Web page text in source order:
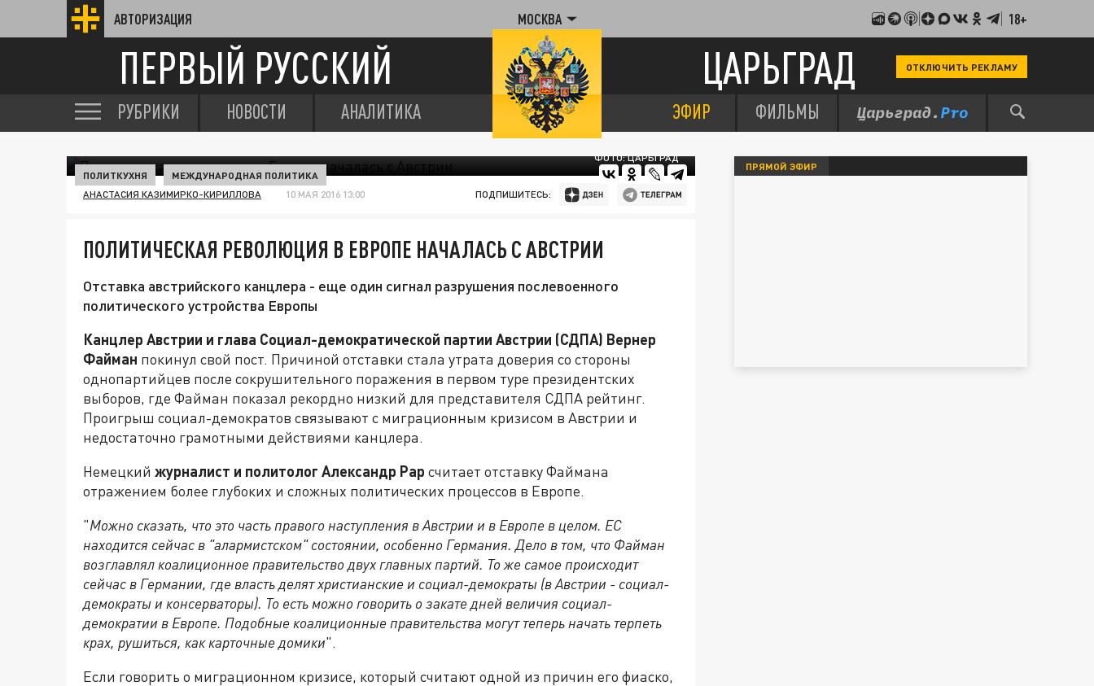
АВТОРИЗАЦИЯ МОСКВА 18+
ПЕРВЫЙ РУССКИЙ ЦАРЬГРАД ОТКЛЮЧИТЬ РЕКЛАМУ
РУБРИКИ НОВОСТИ АНАЛИТИКА ЭФИР ФИЛЬМЫ
ФОТО: ЦАРЬГРАД
ПОЛИТКУХНЯ МЕЖДУНАРОДНАЯ ПОЛИТИКА
АНАСТАСИЯ КАЗИМИРКО-КИРИЛЛОВА 10 МАЯ 2016 13:00 ПОДПИШИТЕСЬ:
ПОЛИТИЧЕСКАЯ РЕВОЛЮЦИЯ В ЕВРОПЕ НАЧАЛАСЬ С АВСТРИИ
Отставка австрийского канцлера - еще один сигнал разрушения послевоенного
политического устройства Европы
Канцлер Австрии и глава Социал-демократической партии Австрии (СДПА) Вернер
Файман покинул свой пост. Причиной отставки стала утрата доверия со стороны
однопартийцев после сокрушительного поражения в первом туре президентских
выборов, где Файман показал рекордно низкий для представителя СДПА рейтинг.
Проигрыш социал-демократов связывают с миграционным кризисом в Австрии и
недостаточно грамотными действиями канцлера.
Немецкий журналист и политолог Александр Рар считает отставку Файмана
отражением более глубоких и сложных политических процессов в Европе.
"Можно сказать, что это часть правого наступления в Австрии и в Европе в целом. ЕС
находится сейчас в "алармистском" состоянии, особенно Германия. Дело в том, что Файман
возглавлял коалиционное правительство двух главных партий. То же самое происходит
сейчас в Германии, где власть делят христианские и социал-демократы (в Австрии - социал-
демократы и консерваторы). То есть можно говорить о закате дней величия социал-
демократии в Европе. Подобные коалиционные правительства могут теперь начать терпеть
крах, рушиться, как карточные домики".
Если говорить о миграционном кризисе, который считают одной из причин его фиаско,
ПРЯМОЙ ЭФИР